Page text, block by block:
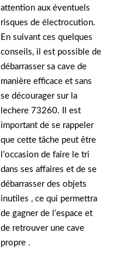
attention aux éventuels
risques de électrocution.
En suivant ces quelques
conseils, il est possible de
débarrasser sa cave de
manière efficace et sans
se décourager sur la
lechere 73260. Il est
important de se rappeler
que cette tâche peut être
l’occasion de faire le tri
dans ses affaires et de se
débarrasser des objets
inutiles , ce qui permettra
de gagner de l’espace et
de retrouver une cave
propre .